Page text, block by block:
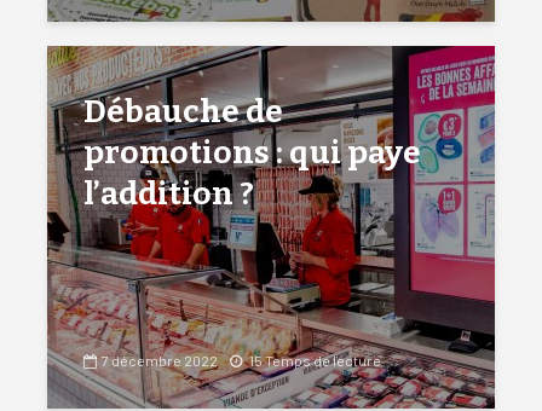
Débauche de
promotions : qui paye
l’addition ?
7 décembre 2022 15 Temps de lecture